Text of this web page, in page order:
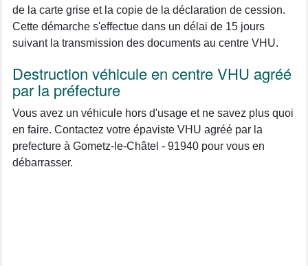
de la carte grise et la copie de la déclaration de cession.
Cette démarche s'effectue dans un délai de 15 jours
suivant la transmission des documents au centre VHU.
Destruction véhicule en centre VHU agréé
par la préfecture
Vous avez un véhicule hors d'usage et ne savez plus quoi
en faire. Contactez votre épaviste VHU agréé par la
prefecture à Gometz-le-Châtel - 91940 pour vous en
débarrasser.